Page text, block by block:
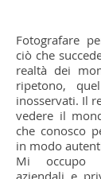
Fotografare
ciò che
realtà dei
ripetono,
inosservati. Il
vedere il
che conosco
in modo
Mi occupo
aziendali e